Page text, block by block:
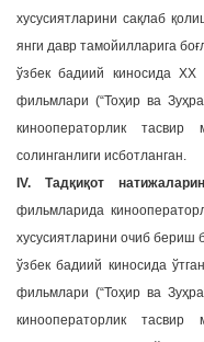
хусусиятларини сақлаб
янги давр тамойилларига
ўзбек бадиий киносида ХХ
фильмлари (“Тоҳир ва
кинооператорлик
солинганлиги исботланган.
IV. Тадқиқот
фильмларида
хусусиятларини очиб бериш
ўзбек бадиий киносида
фильмлари (“Тоҳир ва
кинооператорлик